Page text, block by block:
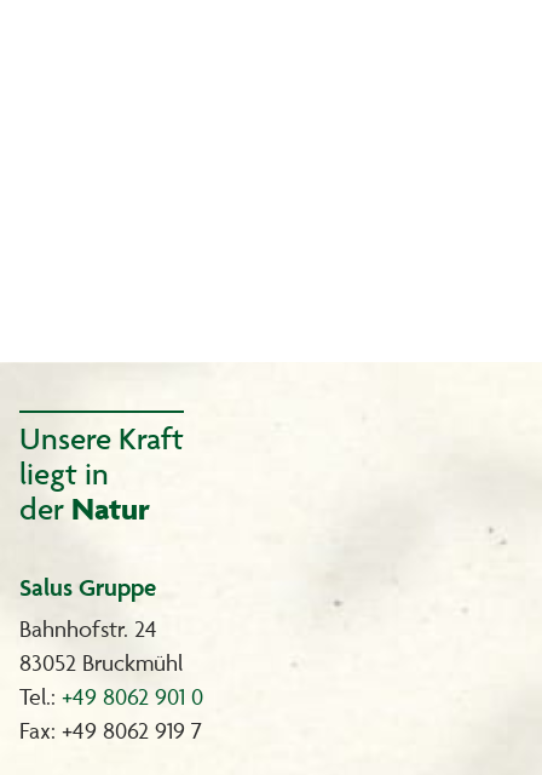
Unsere Kraft
liegt in
der Natur
Salus Gruppe
Bahnhofstr. 24
83052 Bruckmühl
Tel.: +49 8062 901 0
Fax: +49 8062 919 7